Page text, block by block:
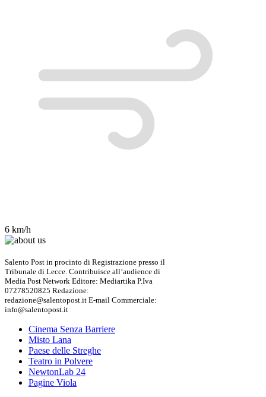
6 km/h
Salento Post in procinto di Registrazione presso il
Tribunale di Lecce. Contribuisce all’audience di
Media Post Network Editore: Mediartika P.Iva
07278520825 Redazione:
redazione@salentopost.it E-mail Commerciale:
info@salentopost.it
Cinema Senza Barriere
Misto Lana
Paese delle Streghe
Teatro in Polvere
NewtonLab 24
Pagine Viola